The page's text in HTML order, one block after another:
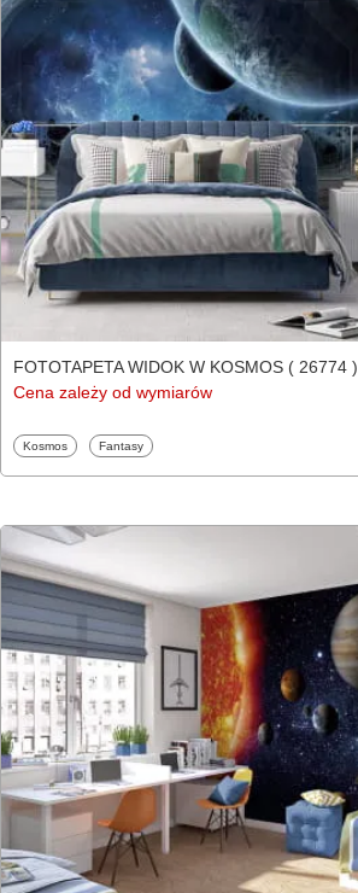
FOTOTAPETA WIDOK W KOSMOS ( 26774 )
Cena zależy od wymiarów
Fototapety
Kosmos Fototapety
Fantasy